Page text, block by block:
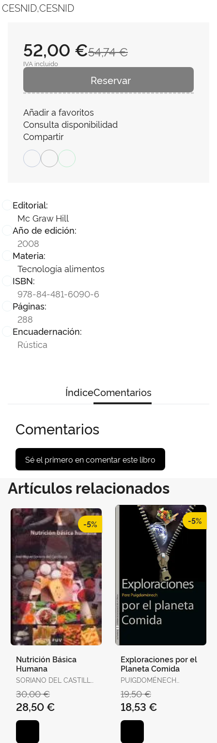
CESNID,CESNID
Editorial:
Mc Graw Hill
Año de edición:
2008
Materia:
Tecnología alimentos
ISBN:
978-84-481-6090-6
Páginas:
288
Encuadernación:
Rústica
54,74 €
52,00 €
IVA incluido
Reservar
Añadir a favoritos
Consulta disponibilidad
Compartir
ÍndiceComentarios
Comentarios
Sé el primero en comentar este libro
Artículos relacionados
-5%
Nutrición Básica
Humana
SORIANO DEL CASTILLO
30,00 €
28,50 €
-5%
Exploraciones por el
Planeta Comida
PUIGDOMÉNECH
19,50 €
18,53 €